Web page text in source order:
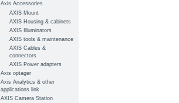
Axis Accessories
AXIS Mount
AXIS Housing & cabinets
AXIS Illuminators
AXIS tools & maintenance
AXIS Cables &
connectors
AXIS Power adapters
Axis optager
Axis Analytics & other
applications link
AXIS Camera Station